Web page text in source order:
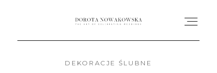
HOME
DEKORACJE ŚLUBNE